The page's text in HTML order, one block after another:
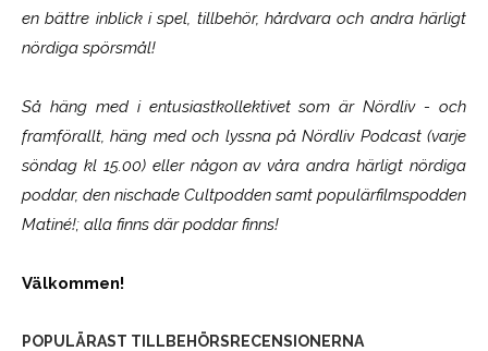
en bättre inblick i spel, tillbehör, hårdvara och andra härligt
nördiga spörsmål!
Så häng med i entusiastkollektivet som ärNördliv- och
framförallt, häng med och lyssna på Nördliv Podcast (varje
söndag kl 15.00) eller någon av våra andra härligt nördiga
poddar, den nischade Cultpodden samt populärfilmspodden
Matiné!; alla finns där poddar finns!
Välkommen!
POPULÄRAST TILLBEHÖRSRECENSIONERNA